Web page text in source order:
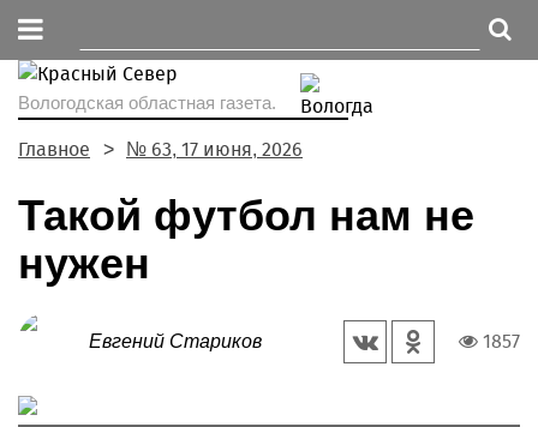
Вологодская областная газета.
Главное № 63, 17 июня, 2026
Такой футбол нам не
нужен
Евгений Стариков 1857